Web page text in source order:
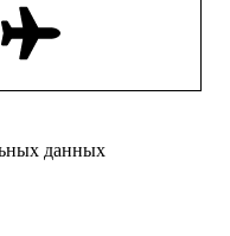
данных